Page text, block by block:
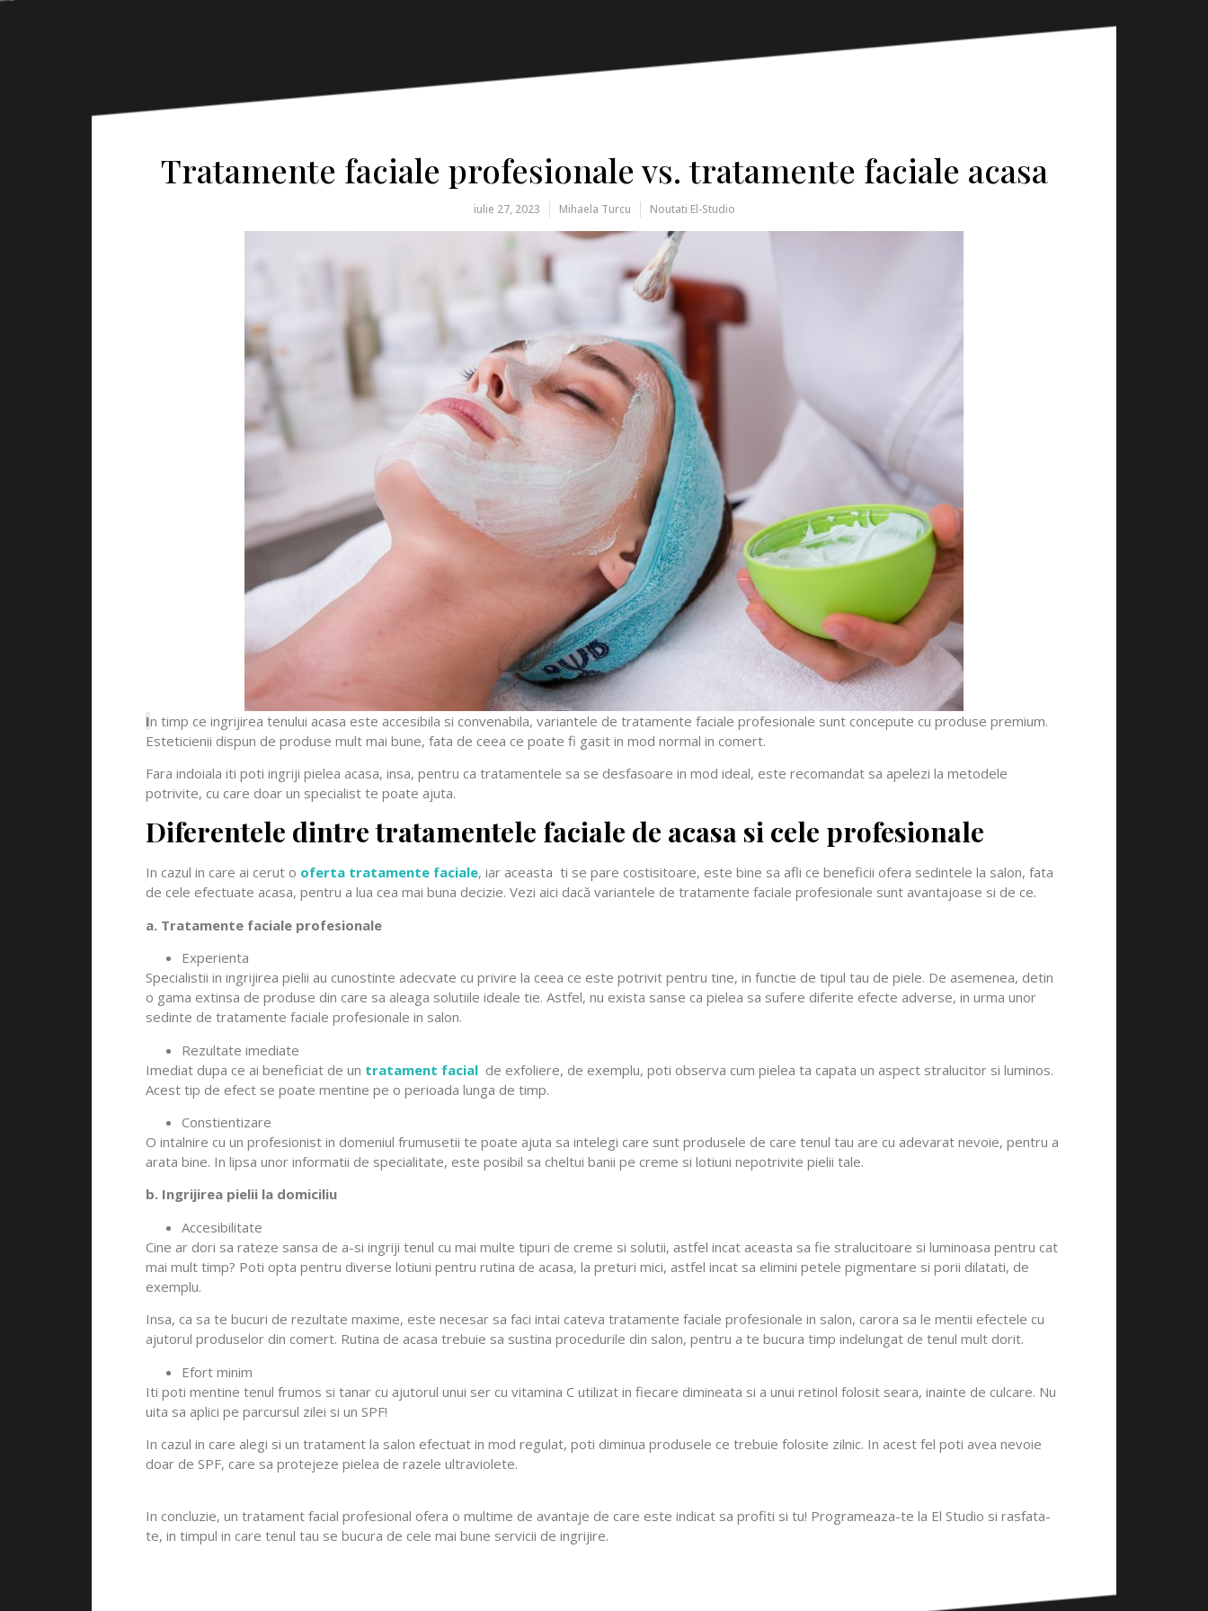
Tratamente faciale profesionale vs. tratamente faciale acasa
iulie 27, 2023 Mihaela Turcu Noutati El-Studio
In timp ce ingrijirea tenului acasa este accesibila si convenabila, variantele de tratamente faciale profesionale sunt concepute cu produse premium.
Esteticienii dispun de produse mult mai bune, fata de ceea ce poate fi gasit in mod normal in comert.
Fara indoiala iti poti ingriji pielea acasa, insa, pentru ca tratamentele sa se desfasoare in mod ideal, este recomandat sa apelezi la metodele
potrivite, cu care doar un specialist te poate ajuta.
Diferentele dintre tratamentele faciale de acasa si cele profesionale
In cazul in care ai cerut o oferta tratamente faciale, iar aceasta ti se pare costisitoare, este bine sa afli ce beneficii ofera sedintele la salon, fata
de cele efectuate acasa, pentru a lua cea mai buna decizie. Vezi aici dacă variantele de tratamente faciale profesionale sunt avantajoase si de ce.
a. Tratamente faciale profesionale
Experienta
Specialistii in ingrijirea pielii au cunostinte adecvate cu privire la ceea ce este potrivit pentru tine, in functie de tipul tau de piele. De asemenea, detin
o gama extinsa de produse din care sa aleaga solutiile ideale tie. Astfel, nu exista sanse ca pielea sa sufere diferite efecte adverse, in urma unor
sedinte de tratamente faciale profesionale in salon.
Rezultate imediate
Imediat dupa ce ai beneficiat de un tratament facial de exfoliere, de exemplu, poti observa cum pielea ta capata un aspect stralucitor si luminos.
Acest tip de efect se poate mentine pe o perioada lunga de timp.
Constientizare
O intalnire cu un profesionist in domeniul frumusetii te poate ajuta sa intelegi care sunt produsele de care tenul tau are cu adevarat nevoie, pentru a
arata bine. In lipsa unor informatii de specialitate, este posibil sa cheltui banii pe creme si lotiuni nepotrivite pielii tale.
b. Ingrijirea pielii la domiciliu
Accesibilitate
Cine ar dori sa rateze sansa de a-si ingriji tenul cu mai multe tipuri de creme si solutii, astfel incat aceasta sa fie stralucitoare si luminoasa pentru cat
mai mult timp? Poti opta pentru diverse lotiuni pentru rutina de acasa, la preturi mici, astfel incat sa elimini petele pigmentare si porii dilatati, de
exemplu.
Insa, ca sa te bucuri de rezultate maxime, este necesar sa faci intai cateva tratamente faciale profesionale in salon, carora sa le mentii efectele cu
ajutorul produselor din comert. Rutina de acasa trebuie sa sustina procedurile din salon, pentru a te bucura timp indelungat de tenul mult dorit.
Efort minim
Iti poti mentine tenul frumos si tanar cu ajutorul unui ser cu vitamina C utilizat in fiecare dimineata si a unui retinol folosit seara, inainte de culcare. Nu
uita sa aplici pe parcursul zilei si un SPF!
In cazul in care alegi si un tratament la salon efectuat in mod regulat, poti diminua produsele ce trebuie folosite zilnic. In acest fel poti avea nevoie
doar de SPF, care sa protejeze pielea de razele ultraviolete.
In concluzie, un tratament facial profesional ofera o multime de avantaje de care este indicat sa profiti si tu! Programeaza-te la El Studio si rasfata-
te, in timpul in care tenul tau se bucura de cele mai bune servicii de ingrijire.